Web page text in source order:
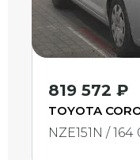
819 572 ₽
TOYOTA
NZE151N /